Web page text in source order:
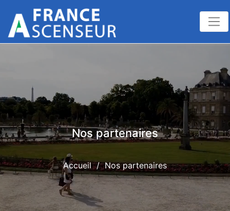
Nos partenaires
Accueil / Nos partenaires